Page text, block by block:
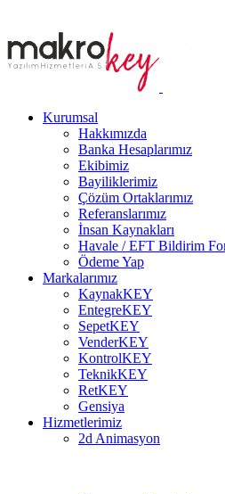
Kurumsal
Hakkımızda
Banka Hesaplarımız
Ekibimiz
Bayiliklerimiz
Çözüm Ortaklarımız
Referanslarımız
İnsan Kaynakları
Havale / EFT Bildirim
Ödeme Yap
Markalarımız
KaynakKEY
EntegreKEY
SepetKEY
VenderKEY
KontrolKEY
TeknikKEY
RetKEY
Gensiya
Hizmetlerimiz
2d Animasyon